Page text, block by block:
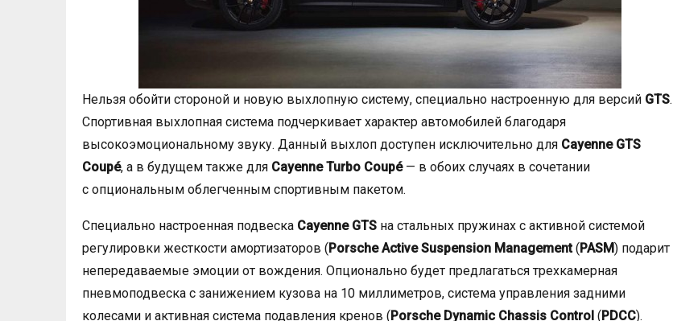
Нельзя обойти стороной и новую выхлопную систему, специально настроенную для версий GTS.
Спортивная выхлопная система подчеркивает характер автомобилей благодаря
высокоэмоциональному звуку. Данный выхлоп доступен исключительно для Cayenne GTS
Coupé, а в будущем также для Cayenne Turbo Coupé— в обоих случаях в сочетании
с опциональным облегченным спортивным пакетом.
Специально настроенная подвеска Cayenne GTS на стальных пружинах с активной системой
регулировки жесткости амортизаторов (Porsche Active Suspension Management(PASM) подарит
непередаваемые эмоции от вождения. Опционально будет предлагаться трехкамерная
пневмоподвеска с занижением кузова на 10 миллиметров, система управления задними
колесами и активная система подавления кренов (Porsche Dynamic Chassis Control (PDCC).